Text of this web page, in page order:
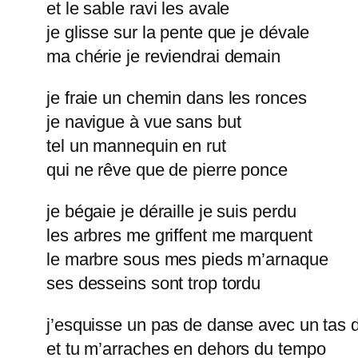
et le sable ravi les avale
je glisse sur la pente que je dévale
ma chérie je reviendrai demain
je fraie un chemin dans les ronces
je navigue à vue sans but
tel un mannequin en rut
qui ne rêve que de pierre ponce
je bégaie je déraille je suis perdu
les arbres me griffent me marquent
le marbre sous mes pieds m’arnaque
ses desseins sont trop tordu
j’esquisse un pas de danse avec un tas
et tu m’arraches en dehors du tempo